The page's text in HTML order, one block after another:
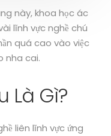
này, khoa học ác
lĩnh vực nghề chú
quá cao vào việc
nha cai.
Là Gì?
liên lĩnh vực ứng